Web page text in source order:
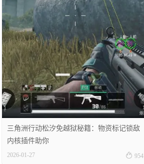
三角洲行动松汐免越狱秘籍：物资标记锁敌
内核插件助你
2026-01-27  954